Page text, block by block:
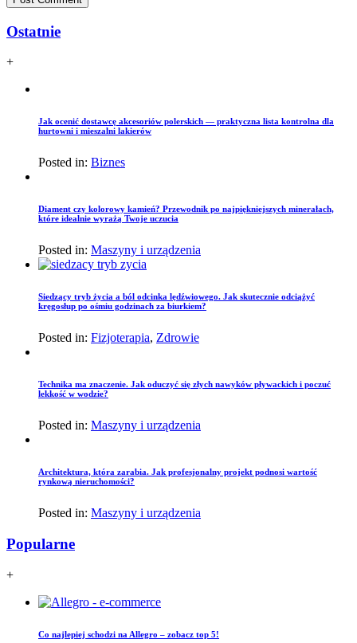
Ostatnie
+
Jak ocenić dostawcę akcesoriów polerskich — praktyczna lista kontrolna dla
hurtowni i mieszalni lakierów
Posted in: Biznes
Diament czy kolorowy kamień? Przewodnik po najpiękniejszych minerałach,
które idealnie wyrażą Twoje uczucia
Posted in: Maszyny i urządzenia
Siedzący tryb życia a ból odcinka lędźwiowego. Jak skutecznie odciążyć
kręgosłup po ośmiu godzinach za biurkiem?
Posted in: Fizjoterapia, Zdrowie
Technika ma znaczenie. Jak oduczyć się złych nawyków pływackich i poczuć
lekkość w wodzie?
Posted in: Maszyny i urządzenia
Architektura, która zarabia. Jak profesjonalny projekt podnosi wartość
rynkową nieruchomości?
Posted in: Maszyny i urządzenia
Popularne
+
Co najlepiej schodzi na Allegro – zobacz top 5!